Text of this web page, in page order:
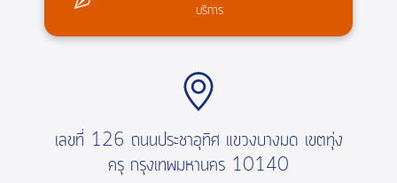
บริการ
เลขที่ 126 ถนนประชาอุทิศ แขวงบางมด เขตทุ่ง
ครุ กรุงเทพมหานคร 10140